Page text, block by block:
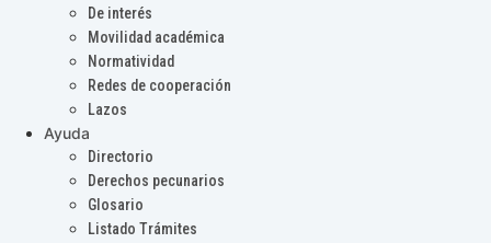
De interés
Movilidad académica
Normatividad
Redes de cooperación
Lazos
Ayuda
Directorio
Derechos pecunarios
Glosario
Listado Trámites